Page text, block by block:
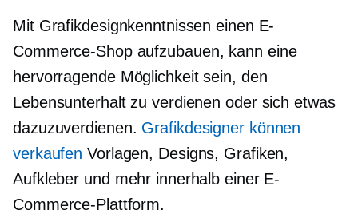
Mit Grafikdesignkenntnissen einen E-
Commerce-Shop aufzubauen, kann eine
hervorragende Möglichkeit sein, den
Lebensunterhalt zu verdienen oder sich etwas
dazuzuverdienen. Grafikdesigner können
verkaufen Vorlagen, Designs, Grafiken,
Aufkleber und mehr innerhalb einer E-
Commerce-Plattform.